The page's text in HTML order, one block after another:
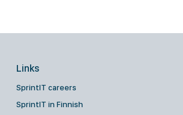
Links
SprintIT careers
SprintIT in Finnish